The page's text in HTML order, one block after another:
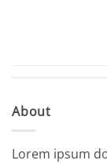
About
Lorem ipsum